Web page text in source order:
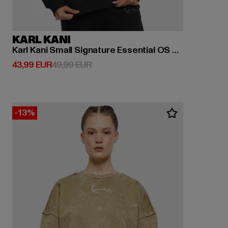
KARL KANI
Karl Kani Small Signature Essential OS Crew
43,99 EUR
Derzeitiger Preis: 43,99 EUR
49,99 EURAktionspreis: 49,99 EUR
-13%